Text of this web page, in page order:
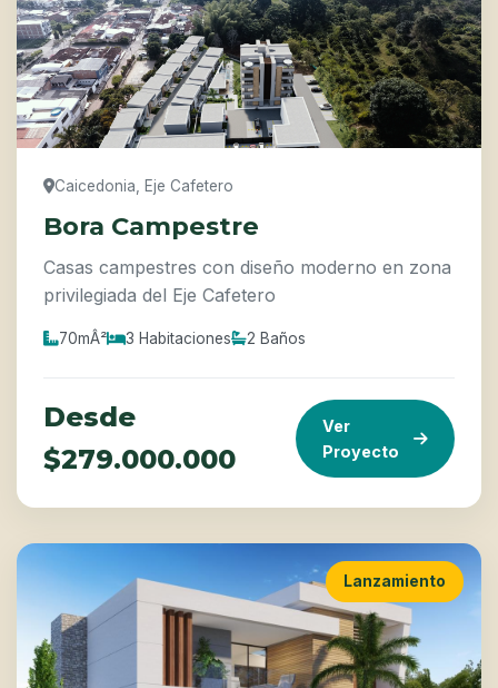
Caicedonia, Eje Cafetero
Bora Campestre
Casas campestres con diseño moderno en zona
privilegiada del Eje Cafetero
70mÂ² 3 Habitaciones 2 Baños
Desde
$279.000.000
Ver
Proyecto
Lanzamiento